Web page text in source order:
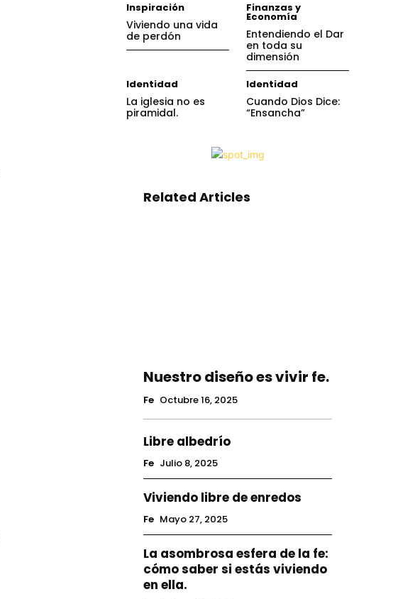
Inspiración
Viviendo una vida
de perdón
Finanzas y
Economía
Entendiendo el Dar
en toda su
dimensión
Identidad
La iglesia no es
piramidal.
Identidad
Cuando Dios Dice:
“Ensancha”
Related Articles
Nuestro diseño es vivir fe.
Fe Octubre 16, 2025
Libre albedrío
Fe Julio 8, 2025
Viviendo libre de enredos
Fe Mayo 27, 2025
La asombrosa esfera de la fe:
cómo saber si estás viviendo
en ella.